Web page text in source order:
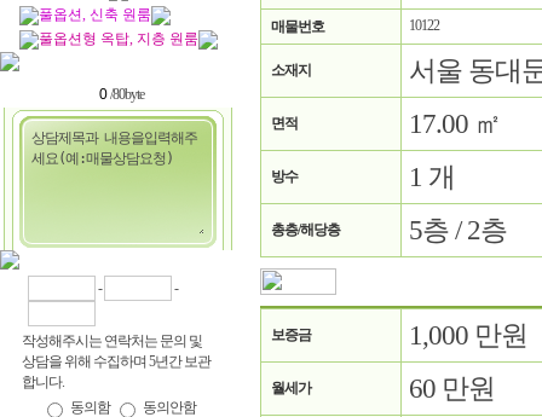
풀옵션, 신축 원룸
풀옵션형 옥탑, 지층 원룸
/80byte
- -
작성해주시는 연락처는 문의 및
상담을 위해 수집하며 5년간 보관
합니다.
동의함
동의안함
매물번호 10122
소재지 서울 동대
면적 17.00 ㎡
방수 1 개
총층/해당층 5층 / 2층
보증금 1,000 만원
월세가 60 만원